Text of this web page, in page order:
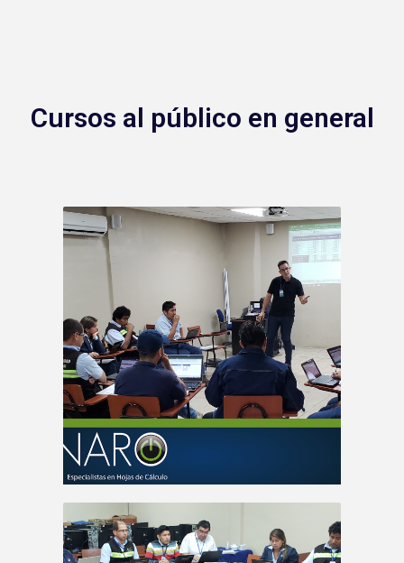
Cursos al público en general